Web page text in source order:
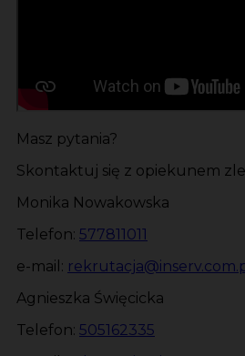
Masz pytania?
Skontaktuj się z opiekunem
Monika Nowakowska
Telefon: 577811011
e-mail:
Agnieszka Święcicka
Telefon: 505162335